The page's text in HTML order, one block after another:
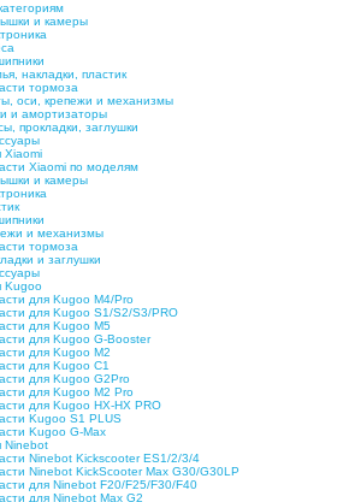
и камеры
накладки, пластик
тормоза
оси, крепежи и механизмы
и амортизаторы
прокладки, заглушки
Xiaomi
Xiaomi по моделям
и камеры
и механизмы
тормоза
и заглушки
Kugoo
для Kugoo M4/Pro
для Kugoo S1/S2/S3/PRO
для Kugoo M5
для Kugoo G-Booster
для Kugoo M2
для Kugoo C1
для Kugoo G2Pro
для Kugoo M2 Pro
для Kugoo HX-HX PRO
Kugoo S1 PLUS
Kugoo G-Max
Ninebot
Ninebot Kickscooter ES1/2/3/4
Ninebot KickScooter Max G30/G30LP
для Ninebot F20/F25/F30/F40
для Ninebot Max G2